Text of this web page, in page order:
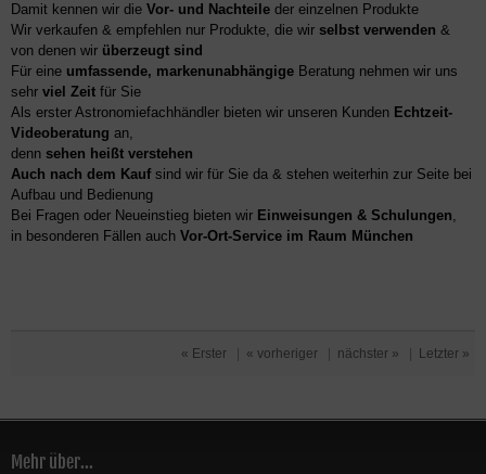
Damit kennen wir die Vor- und Nachteile der einzelnen Produkte
Wir verkaufen & empfehlen nur Produkte, die wir selbst verwenden &
von denen wir überzeugt sind
Für eine umfassende, markenunabhängige Beratung nehmen wir uns
sehr viel Zeit für Sie
Als erster Astronomiefachhändler bieten wir unseren Kunden Echtzeit-
Videoberatung an,
denn sehen heißt verstehen
Auch nach dem Kaufsind wir für Sie da & stehen weiterhin zur Seite bei
Aufbau und Bedienung
Bei Fragen oder Neueinstieg bieten wir Einweisungen & Schulungen,
in besonderen Fällen auch Vor-Ort-Service im Raum München
« Erster « vorheriger nächster » Letzter »
Mehr über...